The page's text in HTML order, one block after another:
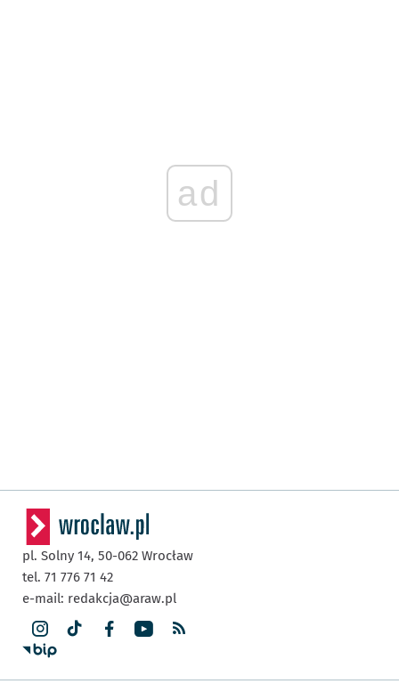
ad
pl. Solny 14, 50-062 Wrocław
tel. 71 776 71 42
e-mail: redakcja@araw.pl